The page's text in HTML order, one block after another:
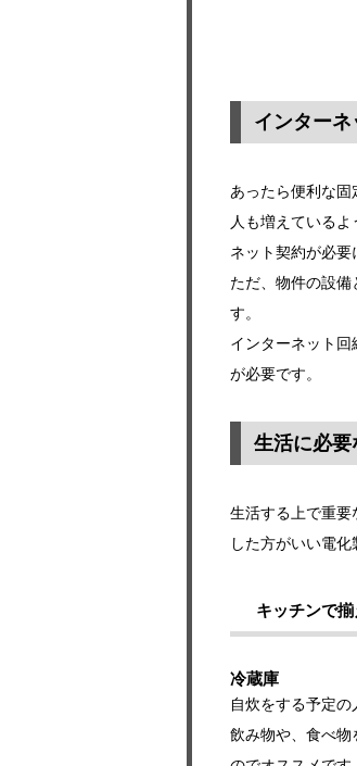
インター
あったら便利な固
人も増えている
ネット契約が必要
ただ、物件の設
す。
インターネット
が必要です。
生活に必要
生活する上で重要
した方がいい電化
キッチンで
冷蔵庫
自炊をする予定
飲み物や、食べ物